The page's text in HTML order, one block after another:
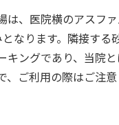
は、医院横のアスフ
なります。隣接する
キングであり、当院
、ご利用の際はご注意